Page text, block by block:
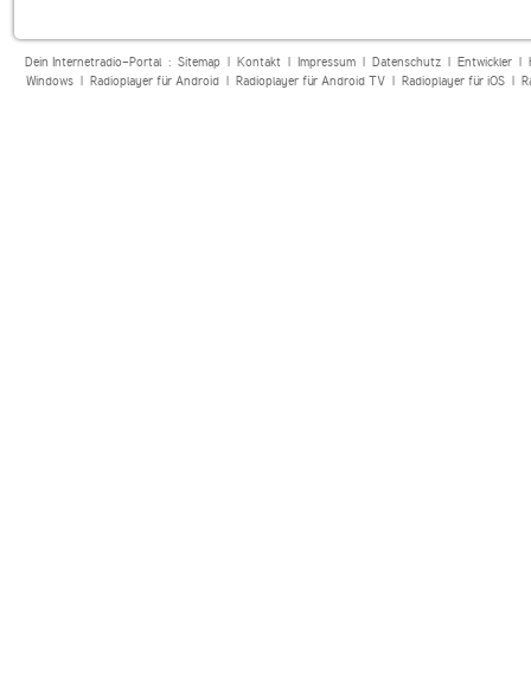
Dein Internetradio-Portal : Sitemap| Kontakt| Impressum| Datenschutz| Entwickler|
Windows| Radioplayer für Android| Radioplayer für Android TV| Radioplayer für iOS|